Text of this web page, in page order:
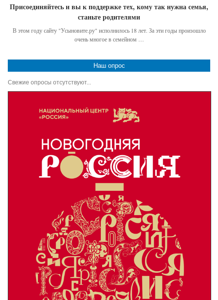
Присоединяйтесь и вы к поддержке тех, кому так нужна семья,
станьте родителями
В этом году сайту "Усыновите.ру" исполнилось 18 лет. За эти годы произошло
очень многое в семейном …
Наш опрос
Свежие опросы отсутствуют...